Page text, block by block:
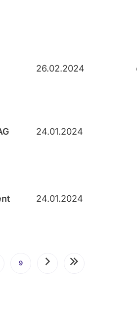
26.02.2024
24.01.2024
24.01.2024
Seite
9 NächsteLetzte